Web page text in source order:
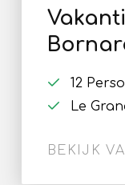
12
Le
BEKIJK